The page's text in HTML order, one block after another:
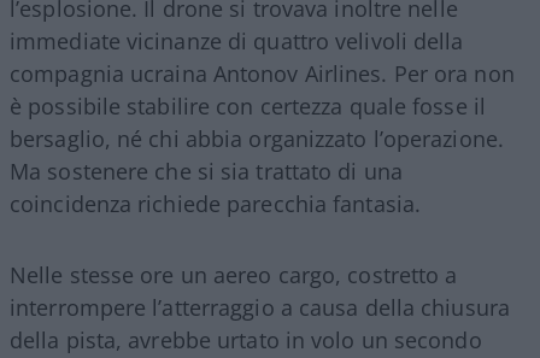
l’esplosione. Il drone si trovava inoltre nelle
immediate vicinanze di quattro velivoli della
compagnia ucraina Antonov Airlines. Per ora non
è possibile stabilire con certezza quale fosse il
bersaglio, né chi abbia organizzato l’operazione.
Ma sostenere che si sia trattato di una
coincidenza richiede parecchia fantasia.
Nelle stesse ore un aereo cargo, costretto a
interrompere l’atterraggio a causa della chiusura
della pista, avrebbe urtato in volo un secondo